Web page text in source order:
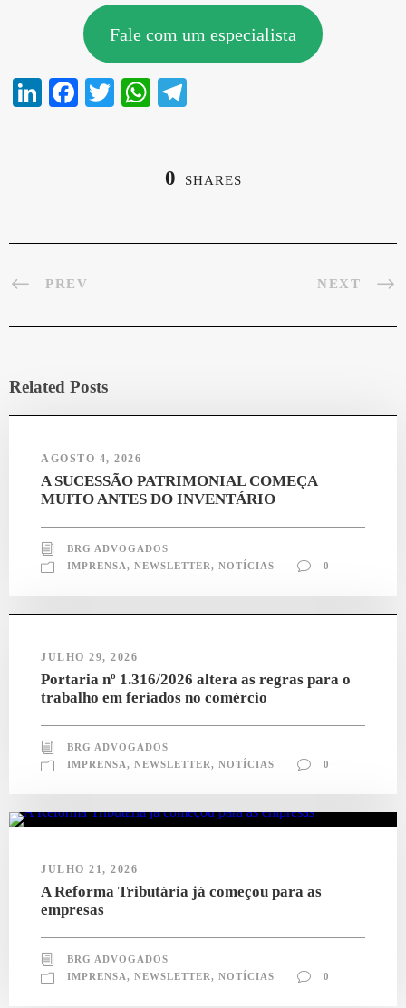
Fale com um especialista
Li
Fa T
W
A a
0 SHARES
PREV NEXT
Related Posts
AGOSTO 4, 2026
A SUCESSÃO PATRIMONIAL COMEÇA
MUITO ANTES DO INVENTÁRIO
BRG ADVOGADOS
IMPRENSA, NEWSLETTER, NOTÍCIAS 0
JULHO 29, 2026
Portaria nº 1.316/2026 altera as regras para o
trabalho em feriados no comércio
BRG ADVOGADOS
IMPRENSA, NEWSLETTER, NOTÍCIAS 0
JULHO 21, 2026
A Reforma Tributária já começou para as
empresas
BRG ADVOGADOS
IMPRENSA, NEWSLETTER, NOTÍCIAS 0